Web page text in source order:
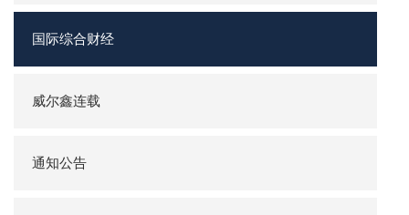
国际综合财经
威尔鑫连载
通知公告